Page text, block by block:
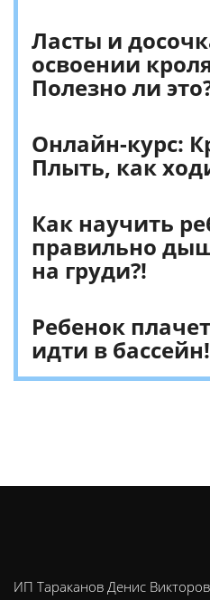
Ласты и
освоении
Полезно ли
Онлайн-курс:
Плыть, как
Как научить
правильно
на груди?!
Ребенок
идти в
ИП Тараканов Денис